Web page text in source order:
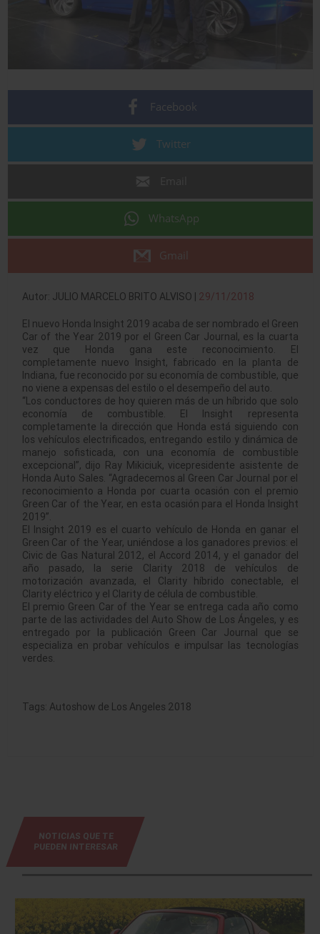
Facebook
Twitter
WhatsApp
Gmail
Autor: JULIO MARCELO BRITO ALVISO | 29/11/2018
El nuevo Honda Insight 2019 acaba de ser nombrado el Green
Car of the Year 2019 por el Green Car Journal, es la cuarta
vez que Honda gana este reconocimiento. El
completamente nuevo Insight, fabricado en la planta de
Indiana, fue reconocido por su economía de combustible, que
no viene a expensas del estilo o el desempeño del auto.
“Los conductores de hoy quieren más de un híbrido que solo
economía de combustible. El Insight representa
completamente la dirección que Honda está siguiendo con
los vehículos electrificados, entregando estilo y dinámica de
manejo sofisticada, con una economía de combustible
excepcional”, dijo Ray Mikiciuk, vicepresidente asistente de
Honda Auto Sales. “Agradecemos al Green Car Journal por el
reconocimiento a Honda por cuarta ocasión con el premio
Green Car of the Year, en esta ocasión para el Honda Insight
2019”.
El Insight 2019 es el cuarto vehículo de Honda en ganar el
Green Car of the Year, uniéndose a los ganadores previos: el
Civic de Gas Natural 2012, el Accord 2014, y el ganador del
año pasado, la serie Clarity 2018 de vehículos de
motorización avanzada, el Clarity híbrido conectable, el
Clarity eléctrico y el Clarity de célula de combustible.
El premio Green Car of the Year se entrega cada año como
parte de las actividades del Auto Show de Los Ángeles, y es
entregado por la publicación Green Car Journal que se
especializa en probar vehículos e impulsar las tecnologías
verdes.
Tags: Autoshow de Los Angeles 2018
NOTICIAS QUE TE
PUEDEN INTERESAR